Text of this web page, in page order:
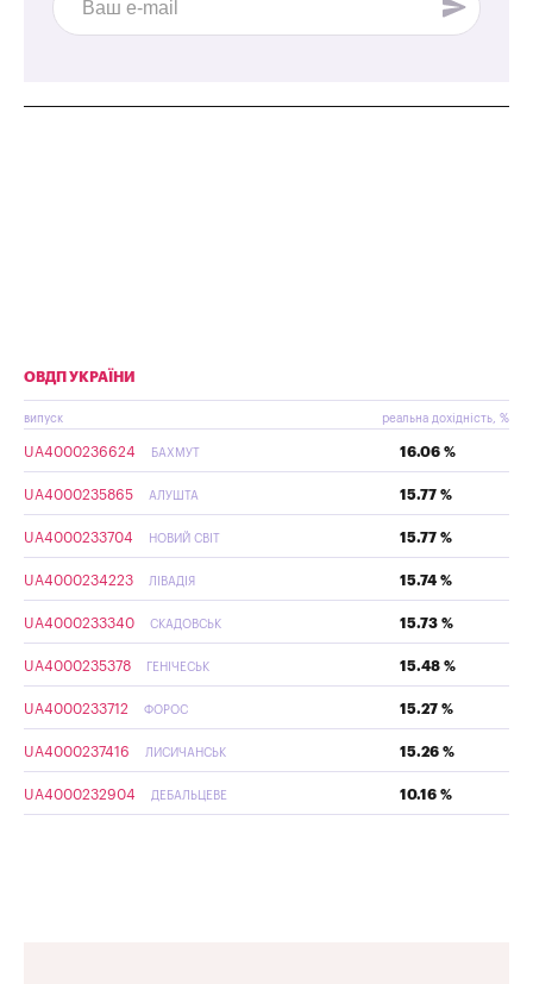
ОВДП УКРАЇНИ
випуск реальна дохідність, %
UA4000236624 БАХМУТ 16.06 %
UA4000235865 АЛУШТА 15.77 %
UA4000233704 НОВИЙ СВІТ 15.77 %
UA4000234223 ЛІВАДІЯ 15.74 %
UA4000233340 СКАДОВСЬК 15.73 %
UA4000235378 ГЕНІЧЕСЬК 15.48 %
UA4000233712 ФОРОС 15.27 %
UA4000237416 ЛИСИЧАНСЬК 15.26 %
UA4000232904 ДЕБАЛЬЦЕВЕ 10.16 %